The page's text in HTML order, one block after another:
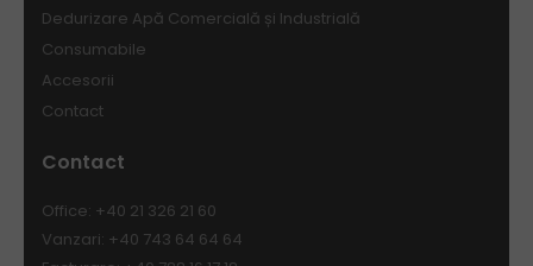
Dedurizare Apă Comercială și Industrială
Consumabile
Accesorii
Contact
Contact
Office: +40 21 326 21 60
Vanzari: +40 743 64 64 64